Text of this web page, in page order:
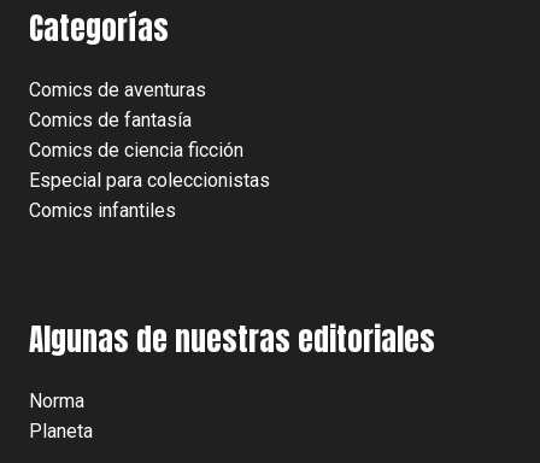
Categorías
Comics de aventuras
Comics de fantasía
Comics de ciencia ficción
Especial para coleccionistas
Comics infantiles
Algunas de nuestras editoriales
Norma
Planeta